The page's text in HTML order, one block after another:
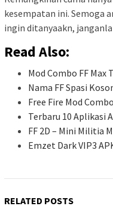
kesempatan ini. Semoga
ingin ditanyaakn,
Read Also:
Mod Combo FF Max
Nama FF Spasi
Free Fire Mod
Terbaru 10 Aplikasi
FF 2D – Mini Militia
Emzet Dark VIP3
RELATED POSTS